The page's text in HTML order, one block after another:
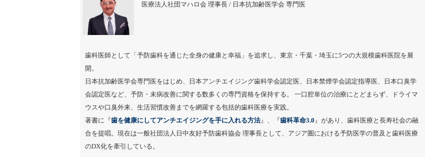
医療法人社団マハロ会 理事長 / 日本抗加齢医学会 専門医
歯科医師として「予防歯科を通じた全身の健康と幸福」を追求し、東京・千葉・埼玉に5つの大規模歯科医院を展
開。
日本抗加齢医学会専門医をはじめ、日本アンチエイジング歯科学会認定医、日本禁煙学会認定指導医、日本口臭学
会認定医など、予防・未病改善に関する数多くの専門資格を保持する。 一口腔単位の治療にとどまらず、ドライマ
ウスや口臭外来、生活習慣改善までを網羅する包括的歯科医療を実践。
著書に『歯を健康にしてアンチエイジングを手に入れる方法』、『歯科革命3.0』があり、歯科医療と長寿社会の融
合を提唱。現在は一般社団法人日中友好予防歯科協会 理事長として、アジア圏における予防医学の普及と歯科医療
のDX化を牽引している。